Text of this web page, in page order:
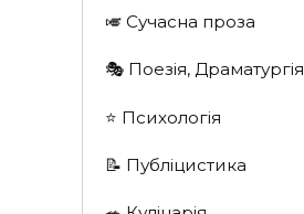
🎺 Сучасна проза
🎭 Поезія, Драматургія
⭐️ Психологія
📝 Публіцистика